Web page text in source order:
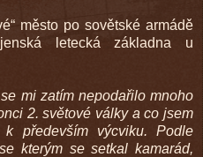
město po sovětské armádě
letecká základna u
mi zatím nepodařilo mnoho
2. světové války a co jsem
především výcviku. Podle
kterým se setkal kamarád,